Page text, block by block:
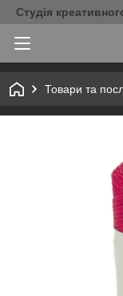
Студія
Товари та